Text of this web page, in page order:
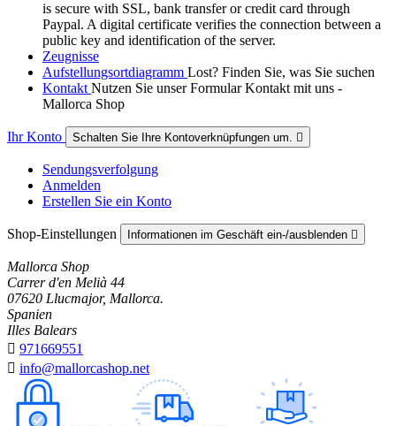
is secure with SSL, bank transfer or credit card through
Paypal. A digital certificate verifies the connection between a
public key and identification of the server.
Zeugnisse
Aufstellungsortdiagramm Lost? Finden Sie, was Sie suchen
Kontakt Nutzen Sie unser Formular Kontakt mit uns -
Mallorca Shop
Ihr Konto Schalten Sie Ihre Kontoverknüpfungen um. 
Sendungsverfolgung
Anmelden
Erstellen Sie ein Konto
Shop-Einstellungen Informationen im Geschäft ein-/ausblenden 
Mallorca Shop
Carrer d'en Melià 44
07620 Llucmajor, Mallorca.
Spanien
Illes Balears
 971669551
 info@mallorcashop.net